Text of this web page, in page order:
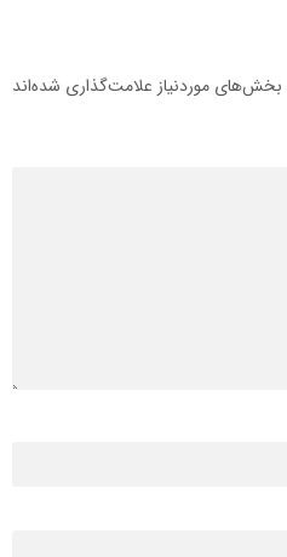
بخش‌های موردنیاز علامت‌گذاری شده‌اند